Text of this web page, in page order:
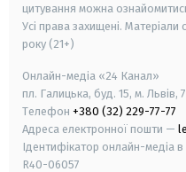
цитування можна
Усі права захищені. Матеріали
року (21+)
Онлайн-медіа «24 Канал»
пл. Галицька, буд. 15, м. Львів,
Телефон +380 (32) 229-77-77
Адреса електронної пошти —
Ідентифікатор онлайн-медіа в
R40-06057